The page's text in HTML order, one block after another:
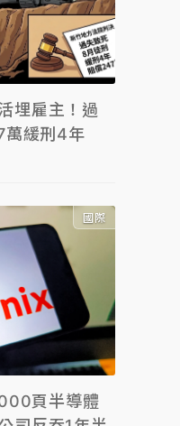
埋雇主！過
緩刑4年
國際
頁半導體